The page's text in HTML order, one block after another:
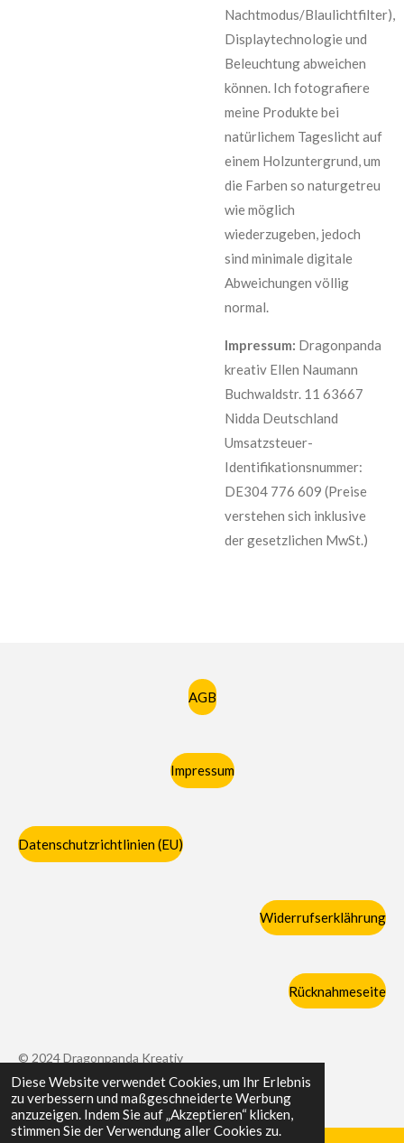
Diese Website verwendet Cookies, um Ihr Erlebnis
zu verbessern und maßgeschneiderte Werbung
anzuzeigen. Indem Sie auf „Akzeptieren“ klicken,
stimmen Sie der Verwendung aller Cookies zu.
Nachtmodus/Blaulichtfilter),
Displaytechnologie und
Beleuchtung abweichen
können. Ich fotografiere
meine Produkte bei
natürlichem Tageslicht auf
einem Holzuntergrund, um
die Farben so naturgetreu
wie möglich
wiederzugeben, jedoch
sind minimale digitale
Abweichungen völlig
normal.
Impressum: Dragonpanda
kreativ Ellen Naumann
Buchwaldstr. 11 63667
Nidda Deutschland
Umsatzsteuer-
Identifikationsnummer:
DE304 776 609 (Preise
verstehen sich inklusive
der gesetzlichen MwSt.)
AGB
Impressum
Datenschutzrichtlinien (EU)
Widerrufserklährung
Rücknahmeseite
© 2024 Dragonpanda Kreativ
Mit Unterstützung vonWebador